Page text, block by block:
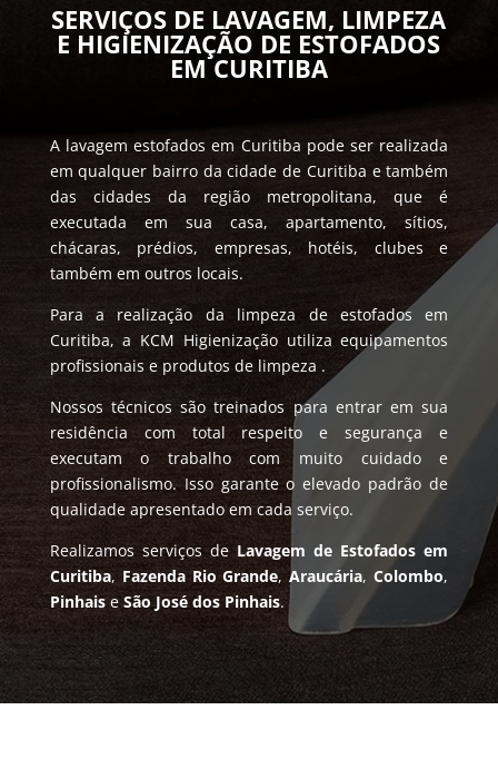
SERVIÇOS DE LAVAGEM, LIMPEZA
E HIGIENIZAÇÃO DE ESTOFADOS
EM CURITIBA
A lavagem estofados em Curitiba pode ser realizada
em qualquer bairro da cidade de Curitiba e também
das cidades da região metropolitana, que é
executada em sua casa, apartamento, sítios,
chácaras, prédios, empresas, hotéis, clubes e
também em outros locais.
Para a realização da limpeza de estofados em
Curitiba, a KCM Higienização utiliza equipamentos
profissionais e produtos de limpeza .
Nossos técnicos são treinados para entrar em sua
residência com total respeito e segurança e
executam o trabalho com muito cuidado e
profissionalismo. Isso garante o elevado padrão de
qualidade apresentado em cada serviço.
Realizamos serviços de Lavagem de Estofados em
Curitiba, Fazenda Rio Grande,Araucária,Colombo,
PinhaiseSão José dos Pinhais.